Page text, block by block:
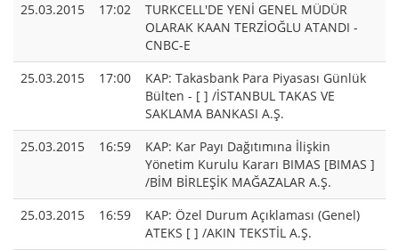
25.03.2015
17:02
TURKCELL'DE YENİ GENEL MÜDÜR
OLARAK KAAN TERZİOĞLU ATANDI -
CNBC-E
25.03.2015
17:00
KAP: Takasbank Para Piyasası Günlük
Bülten - [ ] /İSTANBUL TAKAS VE
SAKLAMA BANKASI A.Ş.
25.03.2015
16:59
KAP: Kar Payı Dağıtımına İlişkin
Yönetim Kurulu Kararı BIMAS [BIMAS ]
/BİM BİRLEŞİK MAĞAZALAR A.Ş.
25.03.2015
16:59
KAP: Özel Durum Açıklaması (Genel)
ATEKS [ ] /AKIN TEKSTİL A.Ş.